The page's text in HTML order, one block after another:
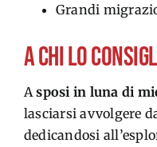
Grandi
A CHI LO
Asposi in luna di
lasciarsi avvolgere
dedicandosi